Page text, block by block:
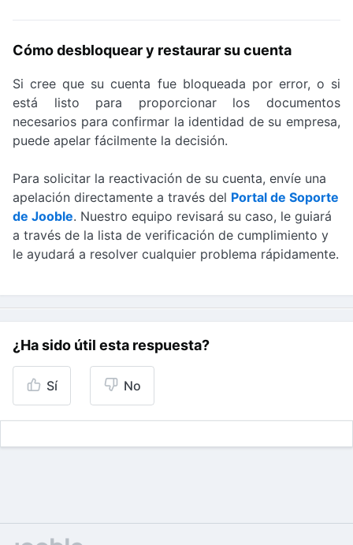
Cómo desbloquear y restaurar su cuenta
Si cree que su cuenta fue bloqueada por error, o si
está listo para proporcionar los documentos
necesarios para confirmar la identidad de su empresa,
puede apelar fácilmente la decisión.
Para solicitar la reactivación de su cuenta, envíe una
apelación directamente a través del Portal de Soporte
de Jooble. Nuestro equipo revisará su caso, le guiará
a través de la lista de verificación de cumplimiento y
le ayudará a resolver cualquier problema rápidamente.
¿Ha sido útil esta respuesta?
Sí No